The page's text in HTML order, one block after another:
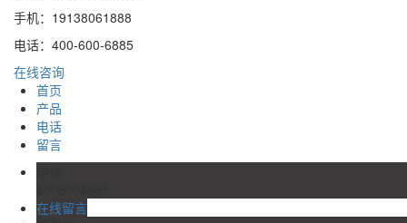
手机：19138061888
电话：400-600-6885
在线咨询
首页
产品
电话
留言
在线留言